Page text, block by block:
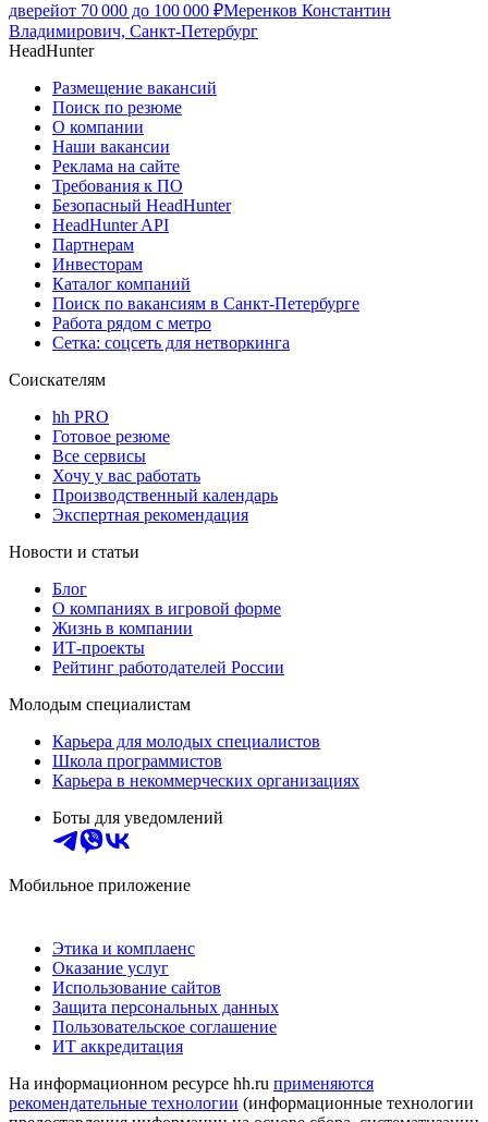
дверейот 70 000 до 100 000 ₽Меренков Константин
Владимирович, Санкт-Петербург
HeadHunter
Размещение вакансий
Поиск по резюме
О компании
Наши вакансии
Реклама на сайте
Требования к ПО
Безопасный HeadHunter
HeadHunter API
Партнерам
Инвесторам
Каталог компаний
Поиск по вакансиям в Санкт-Петербурге
Работа рядом с метро
Сетка: соцсеть для нетворкинга
Соискателям
hh PRO
Готовое резюме
Все сервисы
Хочу у вас работать
Производственный календарь
Экспертная рекомендация
Новости и статьи
Блог
О компаниях в игровой форме
Жизнь в компании
ИТ-проекты
Рейтинг работодателей России
Молодым специалистам
Карьера для молодых специалистов
Школа программистов
Карьера в некоммерческих организациях
Боты для уведомлений
Мобильное приложение
Этика и комплаенс
Оказание услуг
Использование сайтов
Защита персональных данных
Пользовательское соглашение
ИТ аккредитация
На информационном ресурсе hh.ru применяются
рекомендательные технологии (информационные технологии